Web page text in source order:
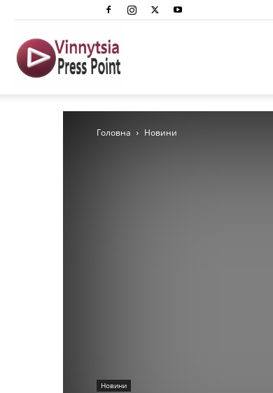
Преспоінт
Головна Новини
Новини